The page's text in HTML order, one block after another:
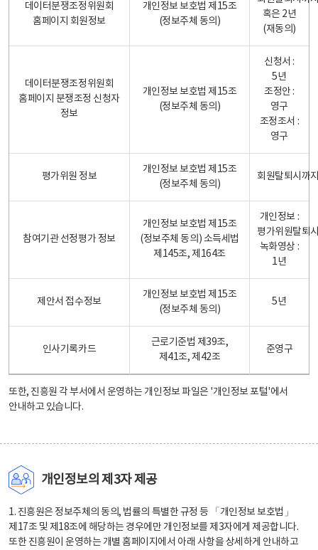
데이터분쟁조정위원회
홈페이지 회원정보
개인정보 보호법 제15조
(정보주체 동의)
혹은 2년
(재동의)
데이터분쟁조정위원회
홈페이지 분쟁조정 신청자
정보
개인정보 보호법 제15조
(정보주체 동의)
신청서 :
5년
조정안 :
영구
조정조서 :
영구
평가위원 정보
개인정보 보호법 제15조
(정보주체 동의)
회원탈퇴시까
참여기관 선정평가 정보
개인정보 보호법 제15조
(정보주체 동의) 소득세법
제145조, 제164조
개인정보 :
평가위원탈퇴
녹화영상 :
1년
제안서 접수정보
개인정보 보호법 제15조
(정보주체 동의)
5년
인사기록카드
근로기준법 제39조,
제41조, 제42조
준영구
또한, 진흥원 각 부서에서 운영하는 개인정보 파일은 '개인정보 포털'에서
안내하고 있습니다.
개인정보의 제3자 제공
1. 진흥원은 정보주체의 동의, 법률의 특별한 규정 등 「개인정보 보호법」
제17조 및 제18조에 해당하는 경우에만 개인정보를 제3자에게 제공합니다.
또한 진흥원이 운영하는 개별 홈페이지에서 아래 사항을 상세하게 안내하고